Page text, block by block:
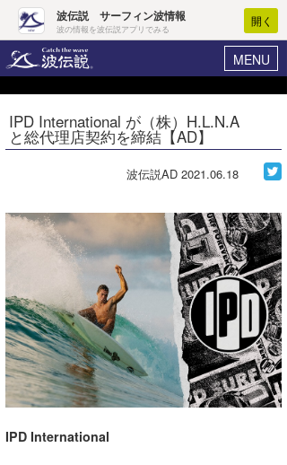
波伝説 サーフィン波情報
波の情報を波伝説アプリでみる
開く
MENU
ヘルプ マイホーム
ログイン
WAVE HUNTER波予想ツール
ニュース
サーフィンエリアガイド
会員メニュー
IPD International が（株）H.L.N.A
と総代理店契約を締結【AD】
波伝説AD 2021.06.18
IPD International
Core Surf Japan
アート＆エンタメ
トラベル
ショップ情報
ショップ情報
ウラナミ